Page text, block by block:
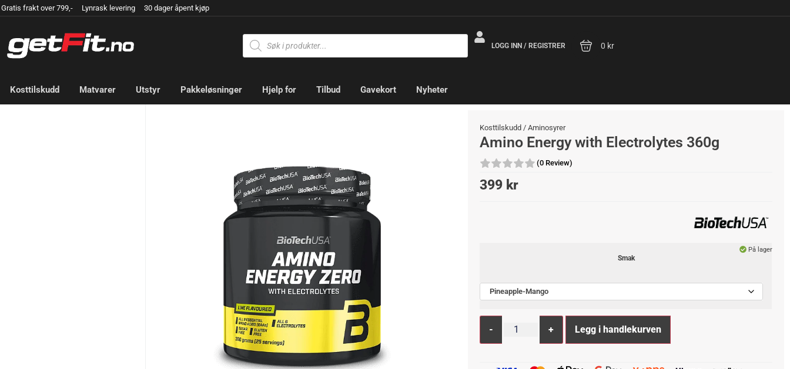
Gratis frakt over 799,- Lynrask levering 30 dager åpent kjøp
LOGG INN / REGISTRER 0 kr
Kosttilskudd Matvarer Utstyr Pakkeløsninger Hjelp for Tilbud Gavekort Nyheter
Kosttilskudd /Aminosyrer
Amino Energy with Electrolytes 360g
(0 Review)
399 kr
Smak
Pineapple-Mango
På lager
- + Legg i handlekurven